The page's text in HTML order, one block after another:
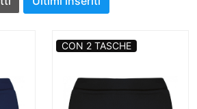
CON 2 TASCHE